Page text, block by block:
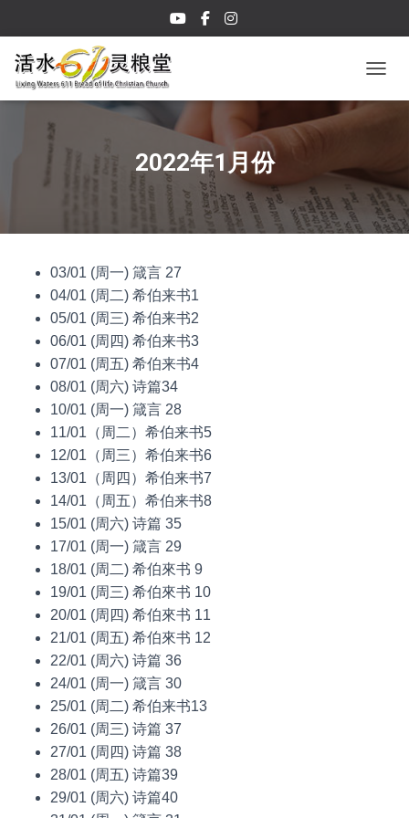
2022年1月份
03/01 (周一) 箴言 27
04/01 (周二) 希伯来书1
05/01 (周三) 希伯来书2
06/01 (周四) 希伯来书3
07/01 (周五) 希伯来书4
08/01 (周六) 诗篇34
10/01 (周一) 箴言 28
11/01（周二）希伯来书5
12/01（周三）希伯来书6
13/01（周四）希伯来书7
14/01（周五）希伯来书8
15/01 (周六) 诗篇 35
17/01 (周一) 箴言 29
18/01 (周二) 希伯來书 9
19/01 (周三) 希伯來书 10
20/01 (周四) 希伯來书 11
21/01 (周五) 希伯來书 12
22/01 (周六) 诗篇 36
24/01 (周一) 箴言 30
25/01 (周二) 希伯来书13
26/01 (周三) 诗篇 37
27/01 (周四) 诗篇 38
28/01 (周五) 诗篇39
29/01 (周六) 诗篇40